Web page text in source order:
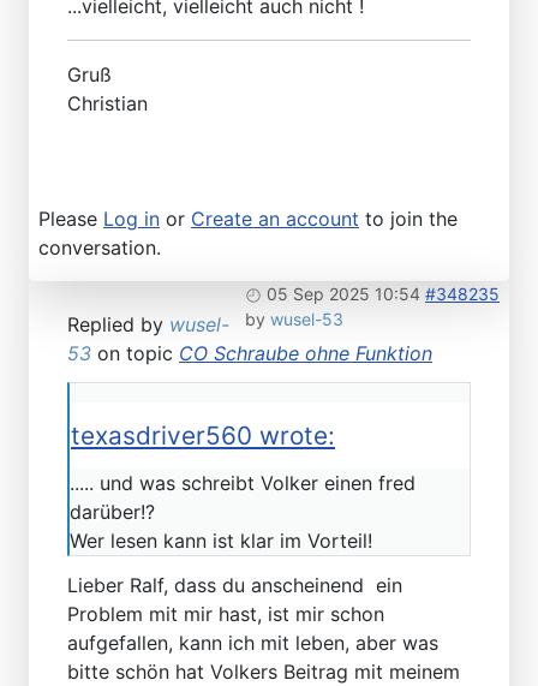
...vielleicht, vielleicht auch nicht !
Gruß
Christian
Please Log in or Create an account to join the
conversation.
05 Sep 2025 10:54 #348235
by wusel-53
Replied by wusel-
53 on topic CO Schraube ohne Funktion
texasdriver560 wrote:
..... und was schreibt Volker einen fred
darüber!?
Wer lesen kann ist klar im Vorteil!
Lieber Ralf, dass du anscheinend ein
Problem mit mir hast, ist mir schon
aufgefallen, kann ich mit leben, aber was
bitte schön hat Volkers Beitrag mit meinem